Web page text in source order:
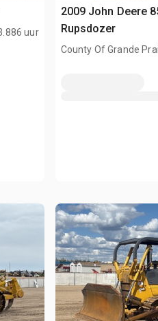
uur
2009 John Deere
Rupsdozer
County Of Grande